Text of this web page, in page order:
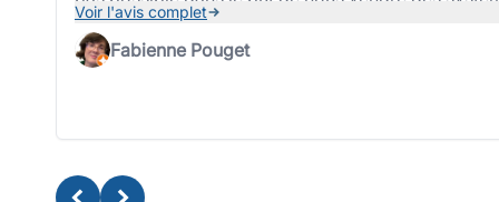
Voir l'avis complet
Fabienne Pouget